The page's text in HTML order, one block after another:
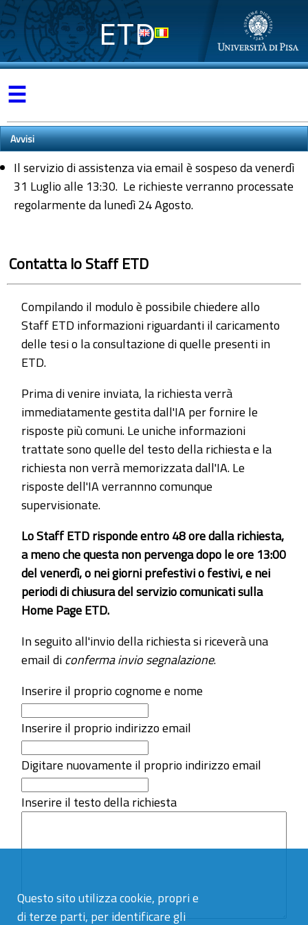
Questo sito utilizza cookie, propri e
di terze parti, per identificare gli
ETD
☰
Avvisi
Il servizio di assistenza via email è sospeso da venerdì
31 Luglio alle 13:30. Le richieste verranno processate
regolarmente da lunedì 24 Agosto.
Contatta lo Staff ETD
Compilando il modulo è possibile chiedere allo
Staff ETD informazioni riguardanti il caricamento
delle tesi o la consultazione di quelle presenti in
ETD.
Prima di venire inviata, la richiesta verrà
immediatamente gestita dall'IA per fornire le
risposte più comuni. Le uniche informazioni
trattate sono quelle del testo della richiesta e la
richiesta non verrà memorizzata dall'IA. Le
risposte dell'IA verrannno comunque
supervisionate.
Lo Staff ETD risponde entro 48 ore dalla richiesta,
a meno che questa non pervenga dopo le ore 13:00
del venerdì, o nei giorni prefestivi o festivi, e nei
periodi di chiusura del servizio comunicati sulla
Home Page ETD.
In seguito all'invio della richiesta si riceverà una
email diconferma invio segnalazione.
Inserire il proprio cognome e nome
Inserire il proprio indirizzo email
Digitare nuovamente il proprio indirizzo email
Inserire il testo della richiesta